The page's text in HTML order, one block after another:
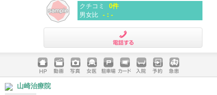
クチコミ
0件
男女比 -：-
ホームペ
ージ
動画 写真 女医 駐車場
クレジッ
入院 予約 急患
山崎治療院